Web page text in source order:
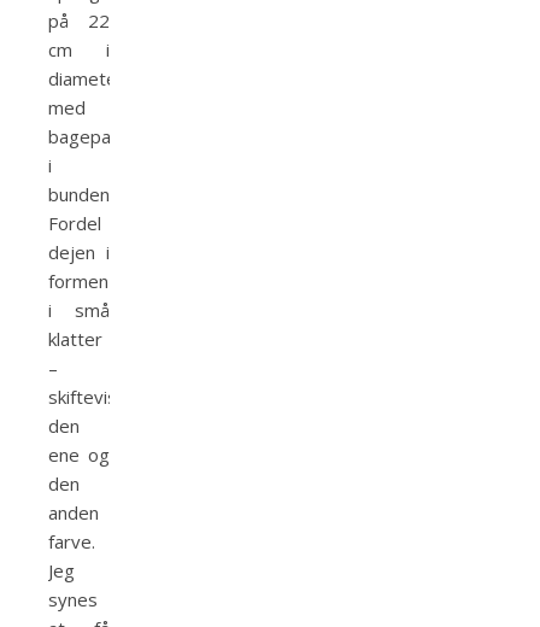
på 22
cm i
diameter
med
bagepapir
i
bunden.
Fordel
dejen i
formen
i små
klatter
–
skiftevis
den
ene og
den
anden
farve.
Jeg
synes